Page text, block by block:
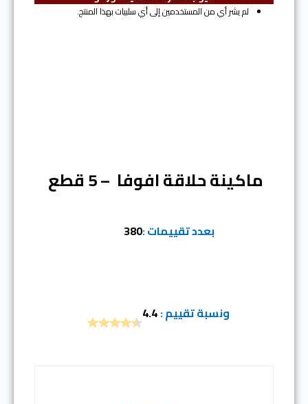
لم يشر أي من المستخدمين إلى أي سلبيات بهذا المنتج.
ماكينة حلاقة افوفا – 5 قطع
بعدد تقييمات :380
ونسبة تقييم :4.4